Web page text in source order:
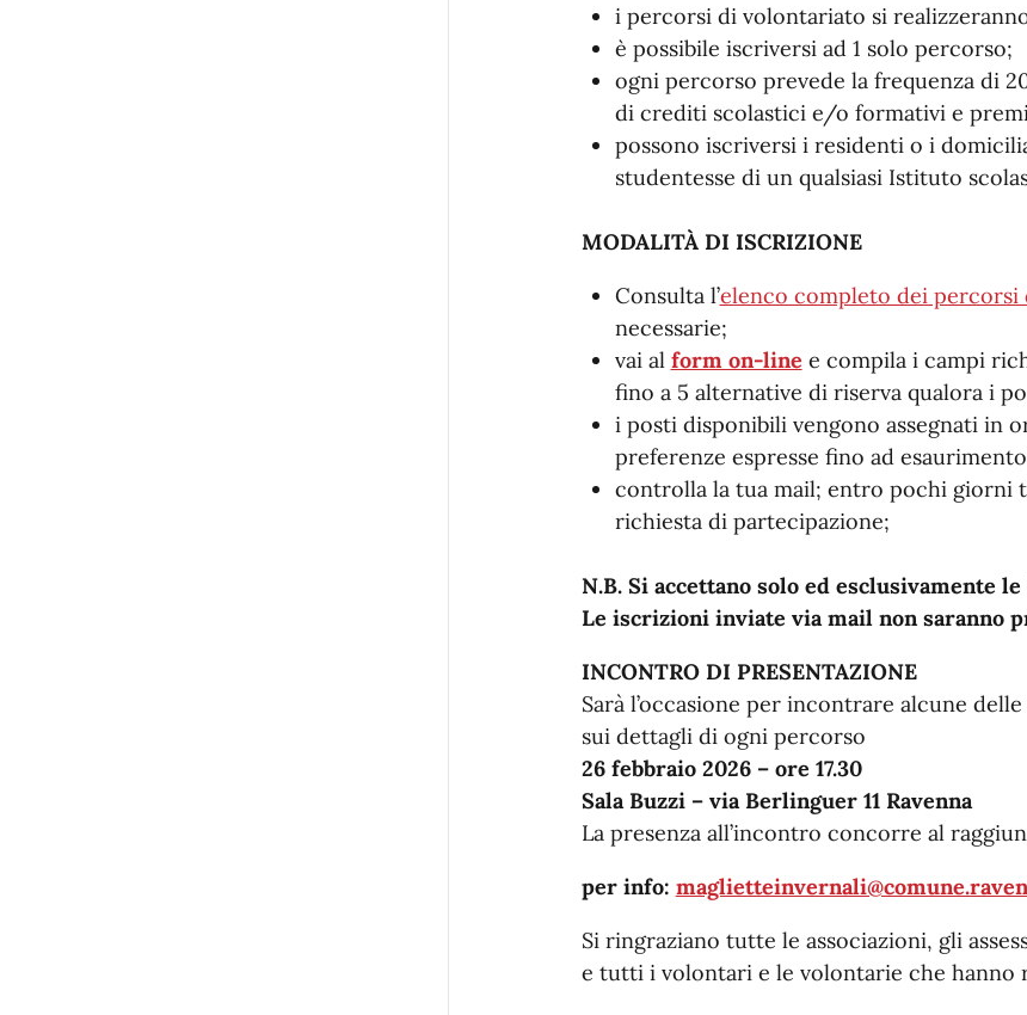
i percorsi di volontariato si
è possibile iscriversi ad 1 solo percorso;
ogni percorso prevede la frequenza di
di crediti scolastici e/o formativi e
possono iscriversi i residenti o i
studentesse di un qualsiasi Istituto
MODALITÀ DI ISCRIZIONE
Consulta l’elenco completo dei percorsi
necessarie;
vai al form on-line e compila i campi
fino a 5 alternative di riserva qualora i
i posti disponibili vengono assegnati in
preferenze espresse fino ad
controlla la tua mail; entro pochi giorni
richiesta di partecipazione;
N.B. Si accettano solo ed
Le iscrizioni inviate via mail non saranno
INCONTRO DI PRESENTAZIONE
Sarà l’occasione per incontrare alcune
sui dettagli di ogni percorso
26 febbraio 2026 – ore 17.30
Sala Buzzi – via Berlinguer 11 Ravenna
La presenza all’incontro concorre al
per info:
Si ringraziano tutte le associazioni, gli
e tutti i volontari e le volontarie che hanno